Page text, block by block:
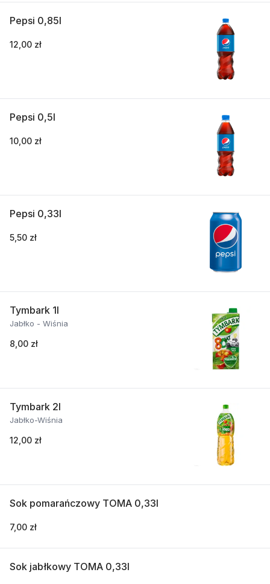
Pepsi 0,85l
12,00 zł
Pepsi 0,5l
10,00 zł
Pepsi 0,33l
5,50 zł
Tymbark 1l
Jabłko - Wiśnia
8,00 zł
Tymbark 2l
Jabłko-Wiśnia
12,00 zł
Sok pomarańczowy TOMA 0,33l
7,00 zł
Sok jabłkowy TOMA 0,33l